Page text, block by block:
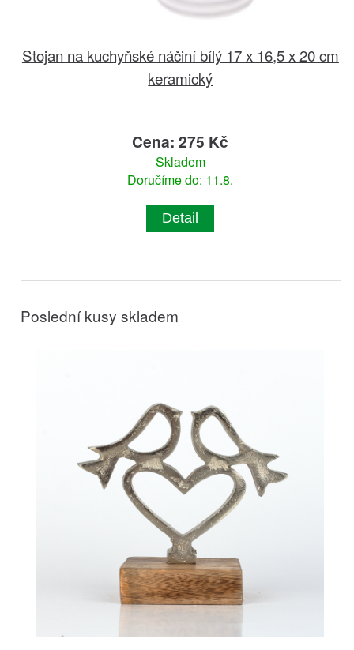
Stojan na kuchyňské náčiní bílý 17 x 16,5 x 20 cm
keramický
Cena: 275 Kč
Skladem
Doručíme do: 11.8.
Detail
Poslední kusy skladem